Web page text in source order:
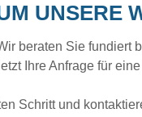
UNSERE
beraten Sie
Ihre Anfrage für
Schritt und